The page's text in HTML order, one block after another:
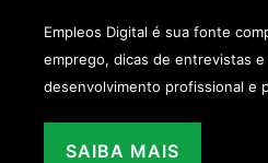
Empleos Digital é sua fonte
emprego, dicas de entrevistas
desenvolvimento profissional e
SAIBA MAIS